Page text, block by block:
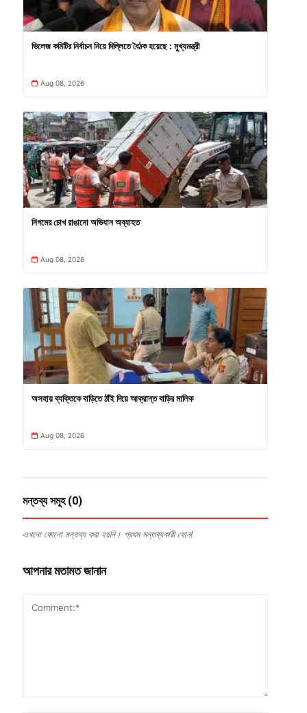
ভিলেজ কমিটির নির্বাচন নিয়ে দিল্লিতে বৈঠক হয়েছে : মুখ্যমন্ত্রী
Aug 08, 2026
নিগমের চোখ রাঙানো অভিযান অব্যাহত
Aug 08, 2026
অসহায় ব্যক্তিকে বাড়িতে ঠাঁই দিয়ে আক্রান্ত বাড়ির মালিক
Aug 08, 2026
মন্তব্য সমূহ (0)
এখনো কোনো মন্তব্য করা হয়নি। প্রথম মন্তব্যকারী হোন!
আপনার মতামত জানান